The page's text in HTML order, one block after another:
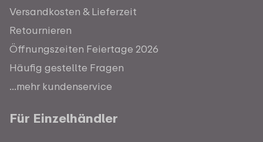
Versandkosten & Lieferzeit
Retournieren
Öffnungszeiten Feiertage 2026
Häufig gestellte Fragen
...mehr kundenservice
Für Einzelhändler